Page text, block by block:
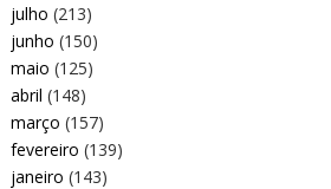
julho (213)
junho (150)
maio (125)
abril (148)
março (157)
fevereiro (139)
janeiro (143)